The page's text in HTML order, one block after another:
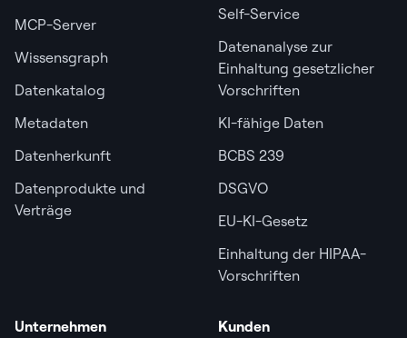
MCP-Server
Wissensgraph
Datenkatalog
Metadaten
Datenherkunft
Datenprodukte und
Verträge
Self-Service
Datenanalyse zur
Einhaltung gesetzlicher
Vorschriften
KI-fähige Daten
BCBS 239
DSGVO
EU-KI-Gesetz
Einhaltung der HIPAA-
Vorschriften
Unternehmen
Kunden